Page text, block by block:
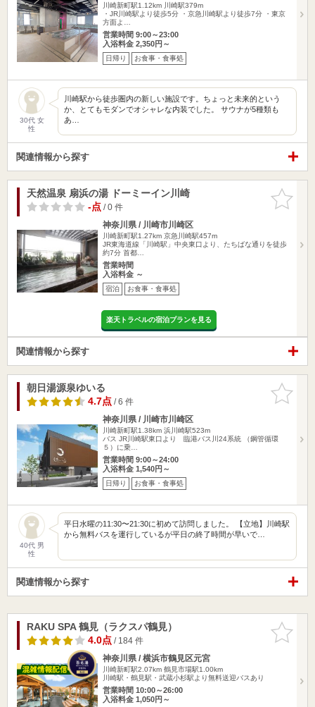
川崎新町駅1.12km
川崎駅379m
・JR川崎駅より徒歩5分 ・京急川崎駅より徒歩7分 ・東京
方面よ…
営業時間 9:00～23:00
入浴料金 2,350円～
日帰り お食事・食事処
30代 女
性
川崎駅から徒歩圏内の新しい施設です。ちょっと未来的という
か、とてもモダンでオシャレな内装でした。 サウナが5種類も
あ…
関連情報から探す
お気に入
りに追加
天然温泉 扇浜の湯 ドーミーイン川崎
-点/ 0 件
神奈川県 / 川崎市川崎区
川崎新町駅1.27km 京急川崎駅457m
JR東海道線「川崎駅」中央東口より、たちばな通りを徒歩
約7分 首都…
営業時間
入浴料金 ～
宿泊 お食事・食事処
楽天トラベルの宿泊プランを見る
関連情報から探す
お気に入
りに追加
朝日湯源泉ゆいる
4.7点/ 6 件
神奈川県 / 川崎市川崎区
川崎新町駅1.38km 浜川崎駅523m
バス JR川崎駅東口より 臨港バス川24系統 （鋼管循環
５）に乗…
営業時間 9:00～24:00
入浴料金 1,540円～
日帰り お食事・食事処
40代 男
性
平日水曜の11:30〜21:30に初めて訪問しました。 【立地】川崎駅
から無料バスを運行しているが平日の終了時間が早いで…
関連情報から探す
お気に入
りに追加
RAKU SPA 鶴見（ラクスパ鶴見）
4.0点/ 184 件
神奈川県 / 横浜市鶴見区元宮
川崎新町駅2.07km 鶴見市場駅1.00km
川崎駅・鶴見駅・武蔵小杉駅より無料送迎バスあり
営業時間 10:00～26:00
入浴料金 1,050円～